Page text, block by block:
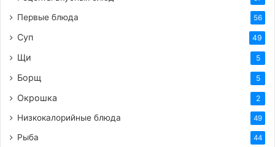
Крупу хорошо прополоскать и залить
прохладной водой. Оставить для разбухания на
часов. Учтите, что при варке ее масса
возрастает в 4 раза.
С разбухшей перловки слить влагу, залить
Первые блюда 56
Суп 49
Щи 5
Борщ 5
Окрошка 2
Низкокалорийные блюда 49
Рыба 44